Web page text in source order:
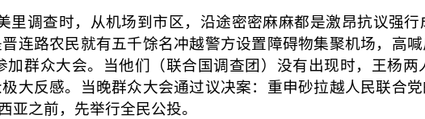
调查时，从机场到市区，沿途密密麻麻都是激昂抗议强
连路农民就有五千馀名冲越警方设置障碍物集聚机场，高
群众大会。当他们（联合国调查团）没有出现时，王杨
大反感。当晚群众大会通过议决案：重申砂拉越人民联合
之前，先举行全民公投。